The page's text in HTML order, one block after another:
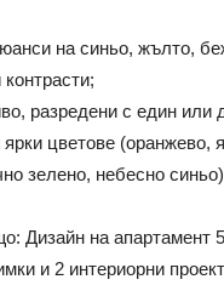
на синьо, жълто,
разредени с един или
ярки цветове (оранжево,
зелено, небесно
Дизайн на апартамент
и 2 интериорни